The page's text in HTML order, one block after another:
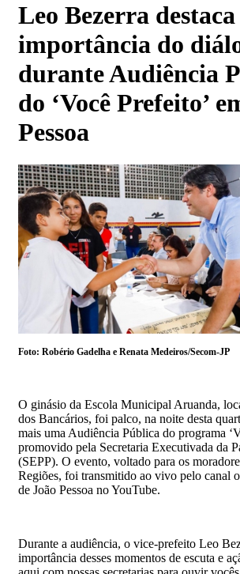
Leo Bezerra destaca
importância do
durante Audiência
do ‘Você Prefeito’
Pessoa
Foto: Robério Gadelha e Renata Medeiros/Secom-JP
O ginásio da Escola Municipal Aruanda,
dos Bancários, foi palco, na noite desta
mais uma Audiência Pública do programa
promovido pela Secretaria Executivada da
(SEPP). O evento, voltado para os
Regiões, foi transmitido ao vivo pelo canal
de João Pessoa no YouTube.
Durante a audiência, o vice-prefeito Leo
importância desses momentos de escuta e